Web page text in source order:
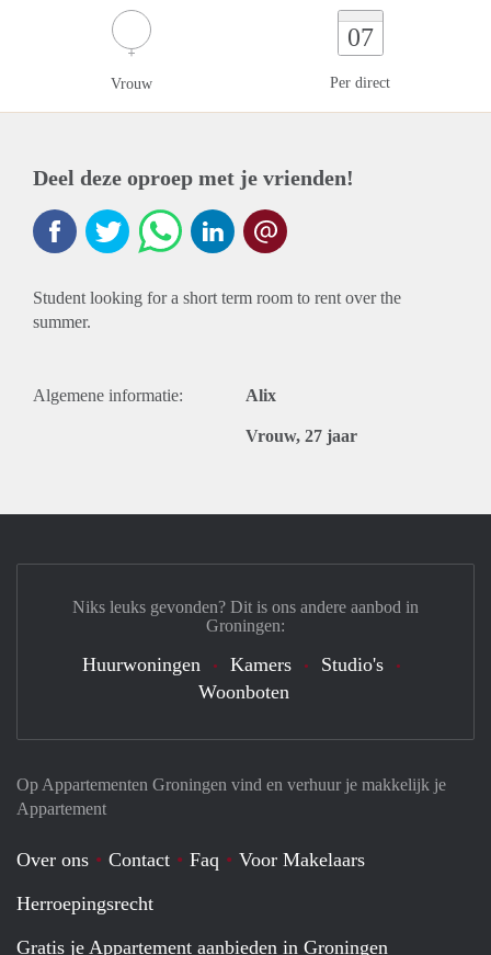
Vrouw
07
Per direct
Deel deze oproep met je vrienden!
Student looking for a short term room to rent over the
summer.
Algemene informatie: Alix
Vrouw, 27 jaar
Op Appartementen Groningen vind en verhuur je makkelijk je
Appartement
Over ons Contact Faq
Voor Makelaars
Herroepingsrecht
Gratis je Appartement aanbieden in Groningen
Niks leuks gevonden? Dit is ons andere aanbod in
Groningen:
Huurwoningen Kamers
Studio's
Woonboten